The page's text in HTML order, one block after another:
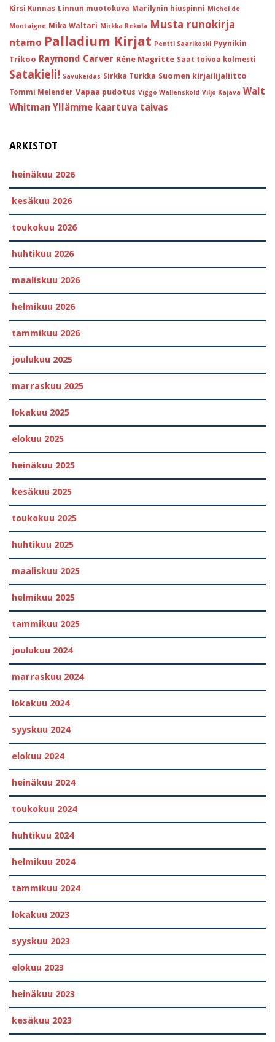
Kirsi Kunnas Linnun muotokuva Marilynin hiuspinni Michel de
Montaigne Mika Waltari Mirkka Rekola Musta runokirja
ntamo Palladium Kirjat Pentti Saarikoski Pyynikin
Trikoo Raymond Carver Réne Magritte Saat toivoa kolmesti
Satakieli! Savukeidas Sirkka Turkka Suomen kirjailijaliitto
Tommi Melender Vapaa pudotus Viggo Wallensköld Viljo Kajava Walt
Whitman Yllämme kaartuva taivas
ARKISTOT
heinäkuu 2026
kesäkuu 2026
toukokuu 2026
huhtikuu 2026
maaliskuu 2026
helmikuu 2026
tammikuu 2026
joulukuu 2025
marraskuu 2025
lokakuu 2025
elokuu 2025
heinäkuu 2025
kesäkuu 2025
toukokuu 2025
huhtikuu 2025
maaliskuu 2025
helmikuu 2025
tammikuu 2025
joulukuu 2024
marraskuu 2024
lokakuu 2024
syyskuu 2024
elokuu 2024
heinäkuu 2024
toukokuu 2024
huhtikuu 2024
helmikuu 2024
tammikuu 2024
lokakuu 2023
syyskuu 2023
elokuu 2023
heinäkuu 2023
kesäkuu 2023